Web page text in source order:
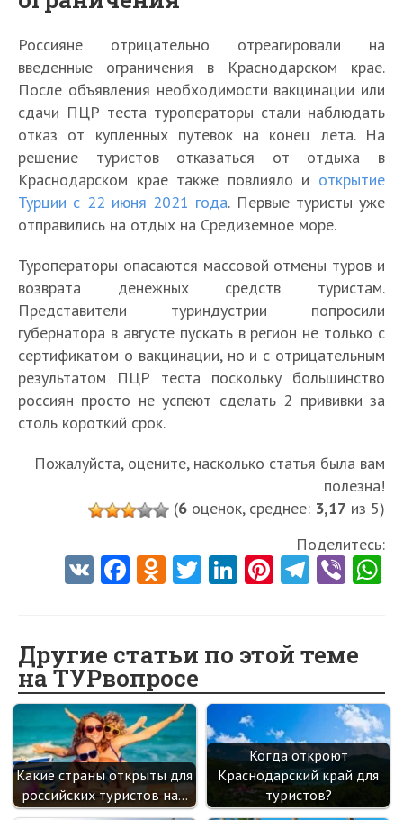
Россияне отрицательно отреагировали на
введенные ограничения в Краснодарском крае.
После объявления необходимости вакцинации или
сдачи ПЦР теста туроператоры стали наблюдать
отказ от купленных путевок на конец лета. На
решение туристов отказаться от отдыха в
Краснодарском крае также повлияло и открытие
Турции с 22 июня 2021 года. Первые туристы уже
отправились на отдых на Средиземное море.
Туроператоры опасаются массовой отмены туров и
возврата денежных средств туристам.
Представители туриндустрии попросили
губернатора в августе пускать в регион не только с
сертификатом о вакцинации, но и с отрицательным
результатом ПЦР теста поскольку большинство
россиян просто не успеют сделать 2 прививки за
столь короткий срок.
Пожалуйста, оцените, насколько статья была вам
полезна!
(6 оценок, среднее: 3,17 из 5)
Поделитесь:
V Fa
o
o
k
O
o
kl
as
sn
ik
i
T
er
Li
dI
n
Pi
es
t
Te
a
m
Vi
Другие статьи по этой теме
на ТУРвопросе
Какие страны открыты для
российских туристов на…
Когда откроют
Краснодарский край для
туристов?